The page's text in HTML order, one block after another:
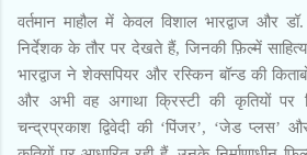
वर्तमान माहौल में केवल विशाल भारद्वाज और
निर्देशक के तौर पर देखते हैं, जिनकी फ़िल्में
भारद्वाज ने शेक्सपियर और रस्किन बॉन्ड की
और अभी वह अगाथा क्रिस्टी की कृतियों पर
चन्द्रप्रकाश द्विवेदी की ‘पिंजर’, ‘जेड प्लस’